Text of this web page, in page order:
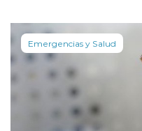
Emergencias y Salud